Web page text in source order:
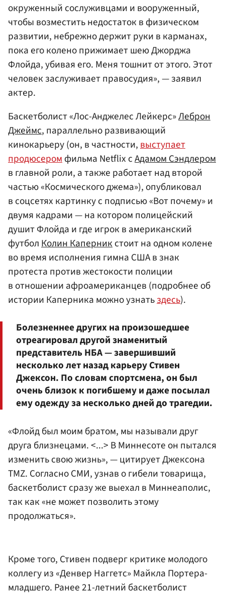
окруженный сослуживцами и вооруженный,
чтобы возместить недостаток в физическом
развитии, небрежно держит руки в карманах,
пока его колено прижимает шею Джорджа
Флойда, убивая его. Меня тошнит от этого. Этот
человек заслуживает правосудия», — заявил
актер.
Баскетболист «Лос-Анджелес Лейкерс»Леброн
Джеймс, параллельно развивающий
кинокарьеру (он, в частности,выступает
продюсеромфильма Netflix сАдамом Сэндлером
в главной роли, а также работает над второй
частью «Космического джема»), опубликовал
в соцсетях картинку с подписью «Вот почему» и
двумя кадрами — на котором полицейский
душит Флойда и где игрок в американский
футболКолин Каперникстоит на одном колене
во время исполнения гимна США в знак
протеста против жестокости полиции
в отношении афроамериканцев (подробнее об
истории Каперника можно узнатьздесь).
Болезненнее других на произошедшее
отреагировал другой знаменитый
представитель НБА — завершивший
несколько лет назад карьеру Стивен
Джексон. По словам спортсмена, он был
очень близок к погибшему и даже посылал
ему одежду за несколько дней до трагедии.
«Флойд был моим братом, мы называли друг
друга близнецами. <...> В Миннесоте он пытался
изменить свою жизнь», — цитирует Джексона
TMZ. Согласно СМИ, узнав о гибели товарища,
баскетболист сразу же выехал в Миннеаполис,
так как «не может позволить этому
продолжаться».
Кроме того, Стивен подверг критике молодого
коллегу из «Денвер Наггетс» Майкла Портера-
младшего. Ранее 21-летний баскетболист